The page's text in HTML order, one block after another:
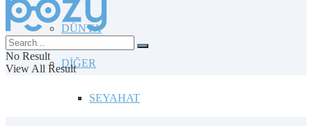
DÜNYA
DİĞER
SEYAHAT
No Result
View All Result